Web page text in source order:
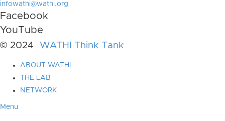
infowathi@wathi.org
Facebook
YouTube
© 2024 WATHI Think Tank
ABOUT WATHI
THE LAB
NETWORK
Menu